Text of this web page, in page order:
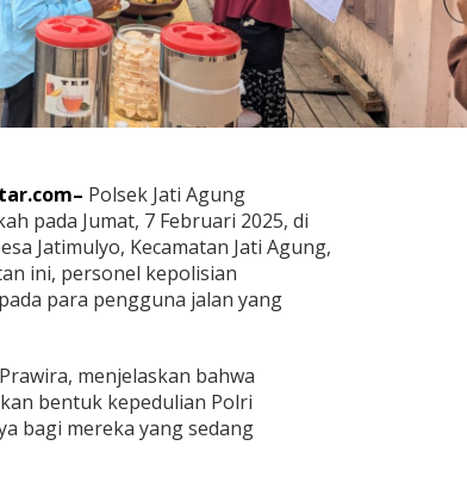
Polsek Jati Agung
pada Jumat, 7 Februari 2025, di
Jatimulyo, Kecamatan Jati Agung,
ini, personel kepolisian
para pengguna jalan yang
menjelaskan bahwa
bentuk kepedulian Polri
bagi mereka yang sedang
Pemprov Lampung Intensifkan
Percepatan Penanggulangan
Tuberkulosis di Tanggamus
In Berita, Lampung, Provinsi